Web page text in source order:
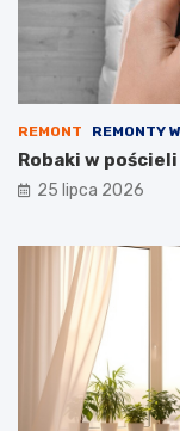
REMONT REMONTY
Robaki w
25 lipca 2026